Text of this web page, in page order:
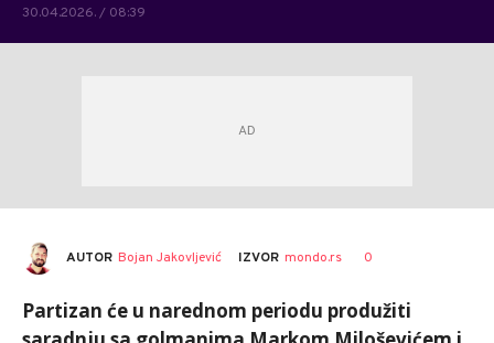
30.04.2026. / 08:39
AUTOR Bojan Jakovljević IZVOR mondo.rs 0
Partizan će u narednom periodu produžiti